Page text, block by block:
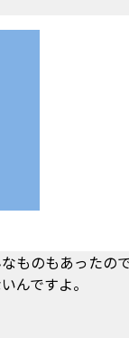
ものもあったので
んですよ。